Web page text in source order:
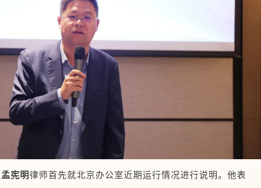
孟宪明律师首先就北京办公室近期运行情况进行说明。他表